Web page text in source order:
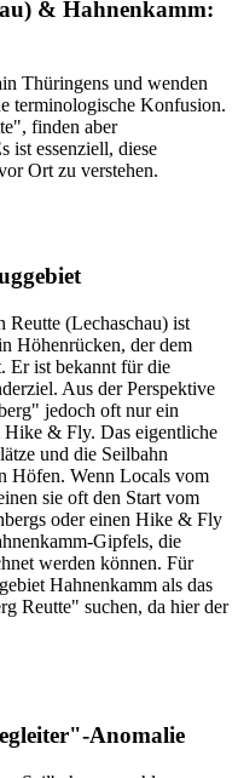
& Hahnenkamm:
Thüringens und wenden
terminologische Konfusion.
finden aber
ist essenziell, diese
Ort zu verstehen.
Reutte (Lechaschau) ist
Höhenrücken, der dem
Er ist bekannt für die
Aus der Perspektive
jedoch oft nur ein
& Fly. Das eigentliche
und die Seilbahn
Höfen. Wenn Locals vom
sie oft den Start vom
oder einen Hike & Fly
Gipfels, die
werden können. Für
Hahnenkamm als das
Reutte" suchen, da hier der
Anomalie